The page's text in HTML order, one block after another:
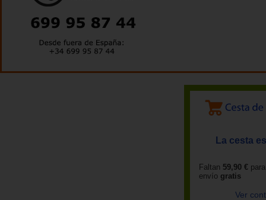
La cesta
Faltan 59,90 €
envío gratis
Ver